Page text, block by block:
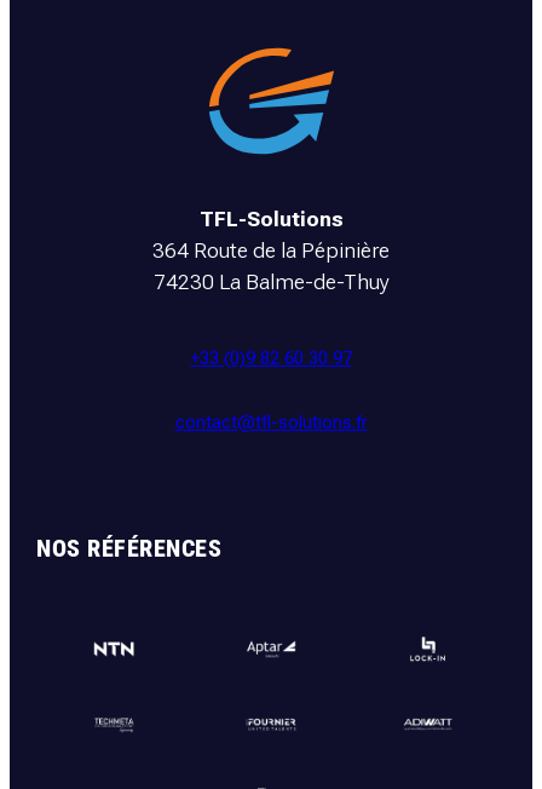
TFL-Solutions
364 Route de la Pépinière
74230 La Balme-de-Thuy
+33 (0)9 82 60 30 97
contact@tfl-solutions.fr
NOS RÉFÉRENCES